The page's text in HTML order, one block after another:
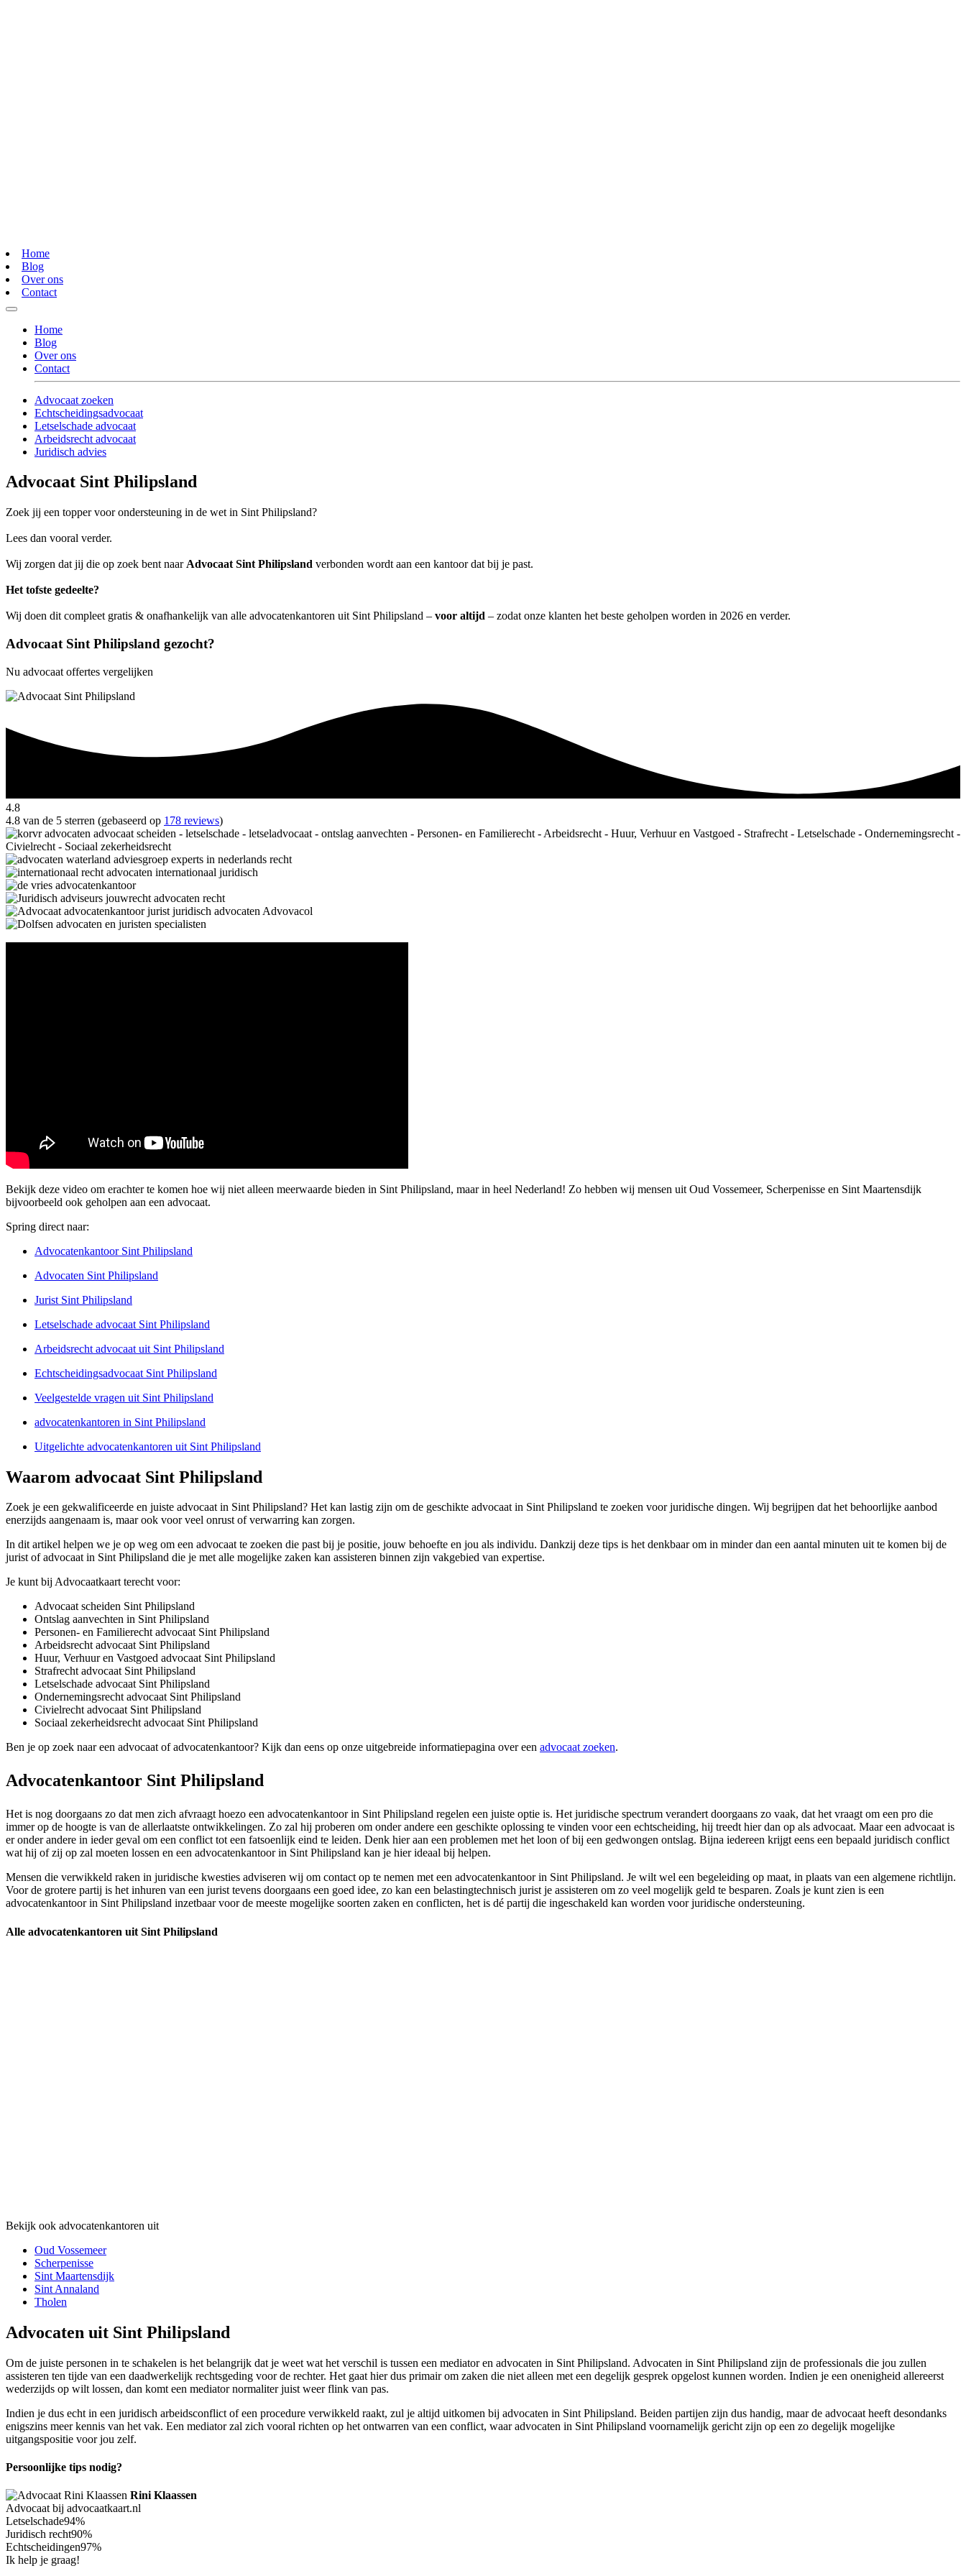
Home
Blog
Over ons
Contact
Home
Blog
Over ons
Contact
Advocaat zoeken
Echtscheidingsadvocaat
Letselschade advocaat
Arbeidsrecht advocaat
Juridisch advies
Advocaat Sint Philipsland
Zoek jij een topper voor ondersteuning in de wet in Sint Philipsland?
Lees dan vooral verder.
Wij zorgen dat jij die op zoek bent naar Advocaat Sint Philipsland verbonden wordt aan een kantoor dat bij je past.
Het tofste gedeelte?
Wij doen dit compleet gratis & onafhankelijk van alle advocatenkantoren uit Sint Philipsland – voor altijd – zodat onze klanten het beste geholpen worden in 2026 en verder.
Advocaat Sint Philipsland gezocht?
Nu advocaat offertes vergelijken
4.8
4.8 van de 5 sterren (gebaseerd op 178 reviews)
Bekijk deze video om erachter te komen hoe wij niet alleen meerwaarde bieden in Sint Philipsland, maar in heel Nederland! Zo hebben wij mensen uit Oud Vossemeer, Scherpenisse en Sint Maartensdijk
bijvoorbeeld ook geholpen aan een advocaat.
Spring direct naar:
Advocatenkantoor Sint Philipsland
Advocaten Sint Philipsland
Jurist Sint Philipsland
Letselschade advocaat Sint Philipsland
Arbeidsrecht advocaat uit Sint Philipsland
Echtscheidingsadvocaat Sint Philipsland
Veelgestelde vragen uit Sint Philipsland
advocatenkantoren in Sint Philipsland
Uitgelichte advocatenkantoren uit Sint Philipsland
Waarom advocaat Sint Philipsland
Zoek je een gekwalificeerde en juiste advocaat in Sint Philipsland? Het kan lastig zijn om de geschikte advocaat in Sint Philipsland te zoeken voor juridische dingen. Wij begrijpen dat het behoorlijke aanbod
enerzijds aangenaam is, maar ook voor veel onrust of verwarring kan zorgen.
In dit artikel helpen we je op weg om een advocaat te zoeken die past bij je positie, jouw behoefte en jou als individu. Dankzij deze tips is het denkbaar om in minder dan een aantal minuten uit te komen bij de
jurist of advocaat in Sint Philipsland die je met alle mogelijke zaken kan assisteren binnen zijn vakgebied van expertise.
Je kunt bij Advocaatkaart terecht voor:
Advocaat scheiden Sint Philipsland
Ontslag aanvechten in Sint Philipsland
Personen- en Familierecht advocaat Sint Philipsland
Arbeidsrecht advocaat Sint Philipsland
Huur, Verhuur en Vastgoed advocaat Sint Philipsland
Strafrecht advocaat Sint Philipsland
Letselschade advocaat Sint Philipsland
Ondernemingsrecht advocaat Sint Philipsland
Civielrecht advocaat Sint Philipsland
Sociaal zekerheidsrecht advocaat Sint Philipsland
Ben je op zoek naar een advocaat of advocatenkantoor? Kijk dan eens op onze uitgebreide informatiepagina over een advocaat zoeken.
Advocatenkantoor Sint Philipsland
Het is nog doorgaans zo dat men zich afvraagt hoezo een advocatenkantoor in Sint Philipsland regelen een juiste optie is. Het juridische spectrum verandert doorgaans zo vaak, dat het vraagt om een pro die
immer op de hoogte is van de allerlaatste ontwikkelingen. Zo zal hij proberen om onder andere een geschikte oplossing te vinden voor een echtscheiding, hij treedt hier dan op als advocaat. Maar een advocaat is
er onder andere in ieder geval om een conflict tot een fatsoenlijk eind te leiden. Denk hier aan een problemen met het loon of bij een gedwongen ontslag. Bijna iedereen krijgt eens een bepaald juridisch conflict
wat hij of zij op zal moeten lossen en een advocatenkantoor in Sint Philipsland kan je hier ideaal bij helpen.
Mensen die verwikkeld raken in juridische kwesties adviseren wij om contact op te nemen met een advocatenkantoor in Sint Philipsland. Je wilt wel een begeleiding op maat, in plaats van een algemene richtlijn.
Voor de grotere partij is het inhuren van een jurist tevens doorgaans een goed idee, zo kan een belastingtechnisch jurist je assisteren om zo veel mogelijk geld te besparen. Zoals je kunt zien is een
advocatenkantoor in Sint Philipsland inzetbaar voor de meeste mogelijke soorten zaken en conflicten, het is dé partij die ingeschakeld kan worden voor juridische ondersteuning.
Alle advocatenkantoren uit Sint Philipsland
Bekijk ook advocatenkantoren uit
Oud Vossemeer
Scherpenisse
Sint Maartensdijk
Sint Annaland
Tholen
Advocaten uit Sint Philipsland
Om de juiste personen in te schakelen is het belangrijk dat je weet wat het verschil is tussen een mediator en advocaten in Sint Philipsland. Advocaten in Sint Philipsland zijn de professionals die jou zullen
assisteren ten tijde van een daadwerkelijk rechtsgeding voor de rechter. Het gaat hier dus primair om zaken die niet alleen met een degelijk gesprek opgelost kunnen worden. Indien je een onenigheid allereerst
wederzijds op wilt lossen, dan komt een mediator normaliter juist weer flink van pas.
Indien je dus echt in een juridisch arbeidsconflict of een procedure verwikkeld raakt, zul je altijd uitkomen bij advocaten in Sint Philipsland. Beiden partijen zijn dus handig, maar de advocaat heeft desondanks
enigszins meer kennis van het vak. Een mediator zal zich vooral richten op het ontwarren van een conflict, waar advocaten in Sint Philipsland voornamelijk gericht zijn op een zo degelijk mogelijke
uitgangspositie voor jou zelf.
Persoonlijke tips nodig?
Rini Klaassen
Advocaat bij advocaatkaart.nl
Letselschade94%
Juridisch recht90%
Echtscheidingen97%
Ik help je graag!